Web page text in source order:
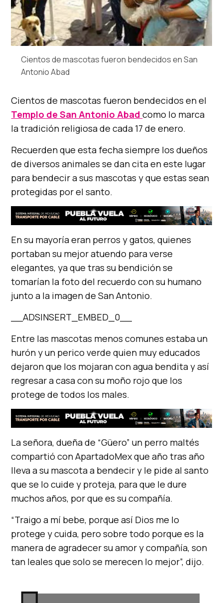
Cientos de mascotas fueron bendecidos en San
Antonio Abad
Cientos de mascotas fueron bendecidos en el
Templo de San Antonio Abadcomo lo marca
la tradición religiosa de cada 17 de enero.
Recuerden que esta fecha siempre los dueños
de diversos animales se dan cita en este lugar
para bendecir a sus mascotas y que estas sean
protegidas por el santo.
En su mayoría eran perros y gatos, quienes
portaban su mejor atuendo para verse
elegantes, ya que tras su bendición se
tomarían la foto del recuerdo con su humano
junto a la imagen de San Antonio.
__ADSINSERT_EMBED_0__
Entre las mascotas menos comunes estaba un
hurón y un perico verde quien muy educados
dejaron que los mojaran con agua bendita y así
regresar a casa con su moño rojo que los
protege de todos los males.
La señora, dueña de “Güero” un perro maltés
compartió con ApartadoMex que año tras año
lleva a su mascota a bendecir y le pide al santo
que se lo cuide y proteja, para que le dure
muchos años, por que es su compañía.
“Traigo a mí bebe, porque así Dios me lo
protege y cuida, pero sobre todo porque es la
manera de agradecer su amor y compañía, son
tan leales que solo se merecen lo mejor”, dijo.